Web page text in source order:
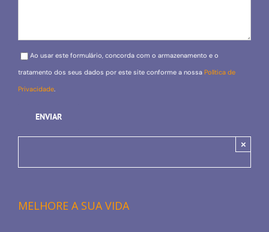
Please leave this field empty.
Ao usar este formulário, concorda com o armazenamento e o
tratamento dos seus dados por este site conforme a nossa Política de
Privacidade.
×
MELHORE A SUA VIDA